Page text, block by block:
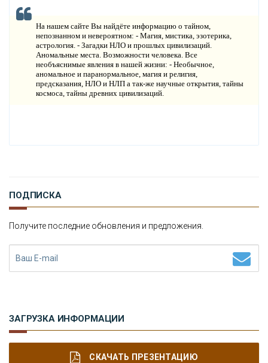
Н
ОНТАКТЫ
На нашем сайте Вы найдёте информацию о тайном,
непознанном и невероятном: - Магия, мистика, эзотерика,
астрология. - Загадки НЛО и прошлых цивилизаций.
Аномальные места. Возможности человека. Все
необъяснимые явления в нашей жизни: - Необычное,
аномальное и паранормальное, магия и религия,
предсказания, НЛО и НЛП а так-же научные открытия, тайны
космоса, тайны древних цивилизаций.
ПОДПИСКА
Получите последние обновления и предложения.
ЗАГРУЗКА ИНФОРМАЦИИ
СКАЧАТЬ ПРЕЗЕНТАЦИЮ